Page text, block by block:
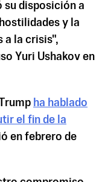
su disposición a
y la
a la crisis",
Yuri Ushakov en
ha hablado
el fin de la
en febrero de